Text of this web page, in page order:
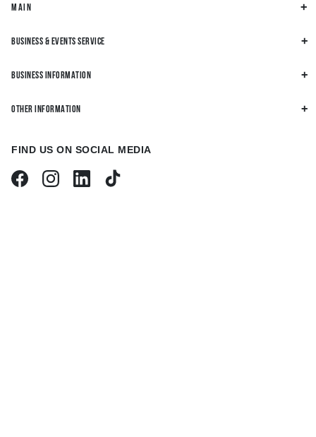
MAIN
BUSINESS & EVENTS SERVICE
BUSINESS INFORMATION
OTHER INFORMATION
FIND US ON SOCIAL MEDIA